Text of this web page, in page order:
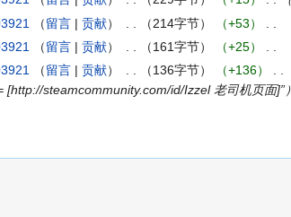
留言 贡献 214字节 +53
留言 贡献 161字节 +25
留言 贡献 136字节 +136
steamcommunity.com/id/Izzel 老司机页面]”